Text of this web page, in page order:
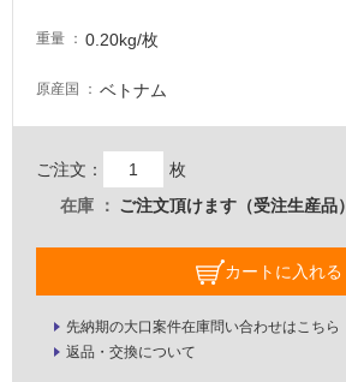
重量 0.20kg/枚
原産国 ベトナム
ご注文：
枚
在庫
ご注文頂けます（受注生産品）
カートに入れる
先納期の大口案件在庫問い合わせはこちら
返品・交換について
い
適
し
て
い
る
が
必